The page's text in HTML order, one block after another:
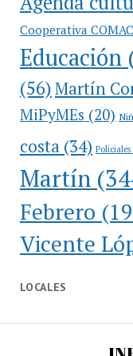
Cooperativa
Educación
(56)Martín
MiPyMEs (20)
costa(34) Policiales
Martín
Febrero
Vicente
LOCALES